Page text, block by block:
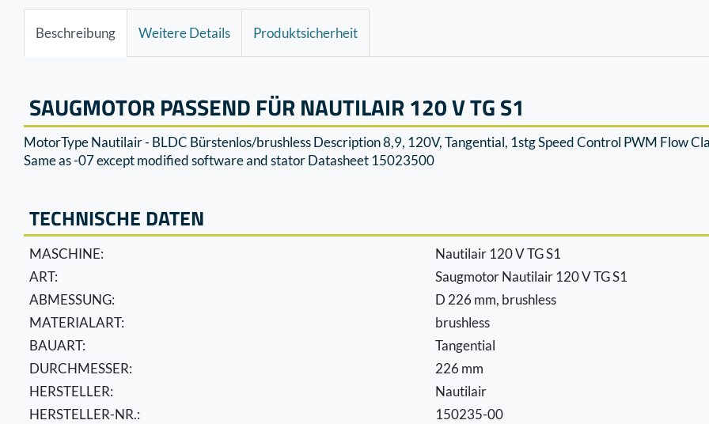
Beschreibung Weitere Details Produktsicherheit
SAUGMOTOR PASSEND FÜR NAUTILAIR 120 V TG S1
MotorType Nautilair - BLDC Bürstenlos/brushless Description 8,9, 120V, Tangential, 1stg Speed Control PWM Flow
Same as -07 except modified software and stator Datasheet 15023500
TECHNISCHE DATEN
MASCHINE:
Nautilair 120 V TG S1
ART:
Saugmotor Nautilair 120 V TG S1
ABMESSUNG:
D 226 mm, brushless
MATERIALART:
brushless
BAUART:
Tangential
DURCHMESSER:
226 mm
HERSTELLER:
Nautilair
HERSTELLER-NR.:
150235-00